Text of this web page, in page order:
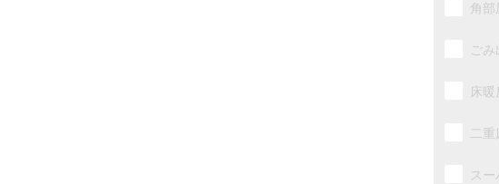
角部
ご
床
二
ス